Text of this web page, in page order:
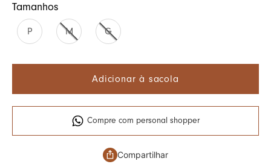
Tamanhos
P M G
Adicionar à sacola
Compre com personal shopper
Compartilhar